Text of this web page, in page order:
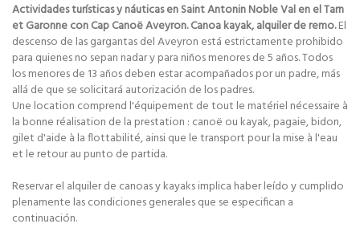
Actividades turísticas y náuticas en Saint Antonin Noble Val en el Tarn
et Garonne con Cap Canoë Aveyron. Canoa kayak, alquiler de remo.El
descenso de las gargantas del Aveyron está estrictamente prohibido
para quienes no sepan nadar y para niños menores de 5 años. Todos
los menores de 13 años deben estar acompañados por un padre, más
allá de que se solicitará autorización de los padres.
Une location comprend l'équipement de tout le matériel nécessaire à
la bonne réalisation de la prestation : canoë ou kayak, pagaie, bidon,
gilet d'aide à la flottabilité, ainsi que le transport pour la mise à l'eau
et le retour au punto de partida.
Reservar el alquiler de canoas y kayaks implica haber leído y cumplido
plenamente las condiciones generales que se especifican a
continuación.